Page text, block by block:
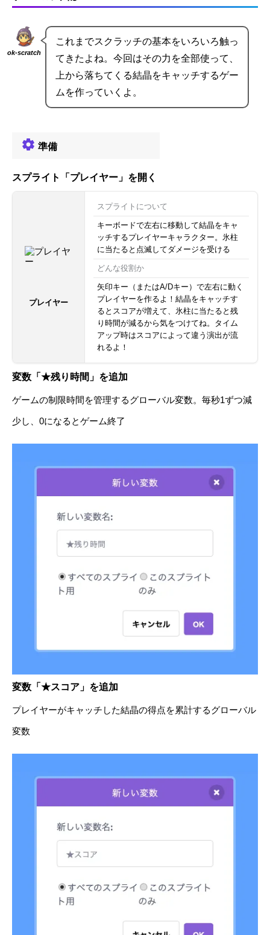
ok-scratch
これまでスクラッチの基本をいろいろ触っ
てきたよね。今回はその力を全部使って、
上から落ちてくる結晶をキャッチするゲー
ムを作っていくよ。
準備
スプライト「プレイヤー」を開く
プレイヤー
スプライトについて
キーボードで左右に移動して結晶をキャ
ッチするプレイヤーキャラクター。氷柱
に当たると点滅してダメージを受ける
どんな役割か
矢印キー（またはA/Dキー）で左右に動く
プレイヤーを作るよ！結晶をキャッチす
るとスコアが増えて、氷柱に当たると残
り時間が減るから気をつけてね。タイム
アップ時はスコアによって違う演出が流
れるよ！
変数「★残り時間」を追加
ゲームの制限時間を管理するグローバル変数。毎秒1ずつ減
少し、0になるとゲーム終了
変数「★スコア」を追加
プレイヤーがキャッチした結晶の得点を累計するグローバル
変数